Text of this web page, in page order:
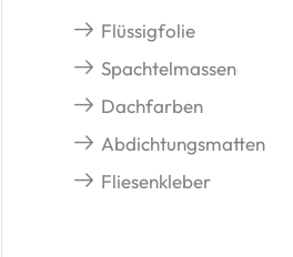
Flüssigfolie
Spachtelmassen
Dachfarben
Abdichtungsmatten
Fliesenkleber